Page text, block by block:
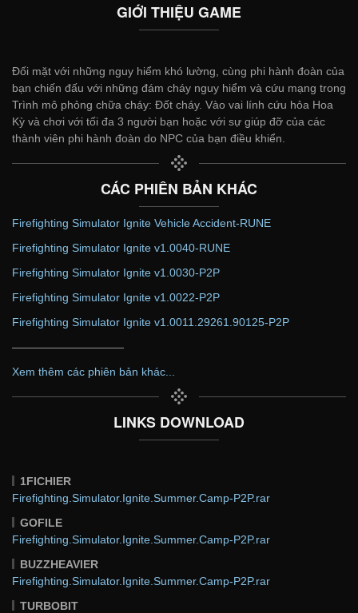
GIỚI THIỆU GAME
Đối mặt với những nguy hiểm khó lường, cùng phi hành đoàn của
bạn chiến đấu với những đám cháy nguy hiểm và cứu mạng trong
Trình mô phỏng chữa cháy: Đốt cháy. Vào vai lính cứu hỏa Hoa
Kỳ và chơi với tối đa 3 người bạn hoặc với sự giúp đỡ của các
thành viên phi hành đoàn do NPC của bạn điều khiển.
CÁC PHIÊN BẢN KHÁC
Firefighting Simulator Ignite Vehicle Accident-RUNE
Firefighting Simulator Ignite v1.0040-RUNE
Firefighting Simulator Ignite v1.0030-P2P
Firefighting Simulator Ignite v1.0022-P2P
Firefighting Simulator Ignite v1.0011.29261.90125-P2P
——————————
Xem thêm các phiên bản khác...
LINKS DOWNLOAD
1FICHIER
Firefighting.Simulator.Ignite.Summer.Camp-P2P.rar
GOFILE
Firefighting.Simulator.Ignite.Summer.Camp-P2P.rar
BUZZHEAVIER
Firefighting.Simulator.Ignite.Summer.Camp-P2P.rar
TURBOBIT